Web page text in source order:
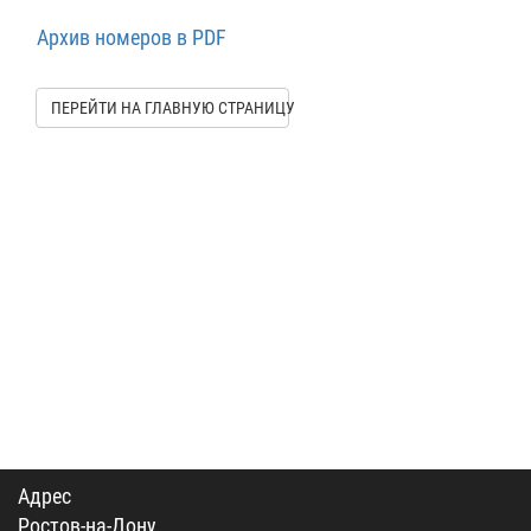
Архив номеров в PDF
ПЕРЕЙТИ НА ГЛАВНУЮ СТРАНИЦУ
Адрес
Ростов-на-Дону